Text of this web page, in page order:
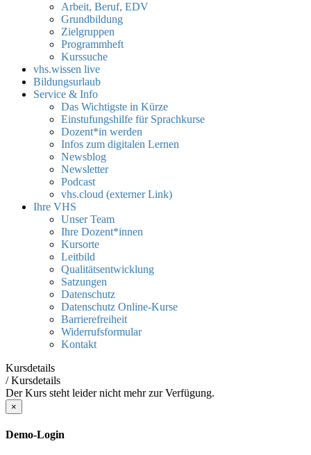
Arbeit, Beruf, EDV
Grundbildung
Zielgruppen
Programmheft
Kurssuche
vhs.wissen live
Bildungsurlaub
Service & Info
Das Wichtigste in Kürze
Einstufungshilfe für Sprachkurse
Dozent*in werden
Infos zum digitalen Lernen
Newsblog
Newsletter
Podcast
vhs.cloud (externer Link)
Ihre VHS
Unser Team
Ihre Dozent*innen
Kursorte
Leitbild
Qualitätsentwicklung
Satzungen
Datenschutz
Datenschutz Online-Kurse
Barrierefreiheit
Widerrufsformular
Kontakt
Kursdetails
/Kursdetails
Der Kurs steht leider nicht mehr zur Verfügung.
×
Demo-Login